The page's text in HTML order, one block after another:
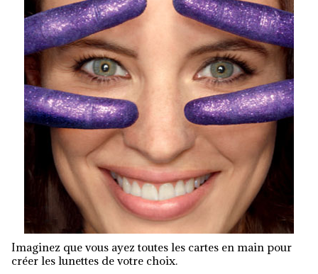
Imaginez que vous ayez toutes les cartes en main pour
créer les lunettes de votre choix.